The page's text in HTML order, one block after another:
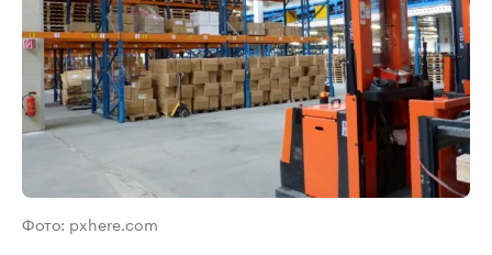
Фото: pxhere.com